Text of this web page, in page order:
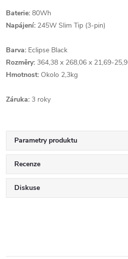
Baterie: 80Wh
Napájení: 245W Slim Tip (3-pin)
Barva: Eclipse Black
Rozměry: 364,38 x 268,06 x 21,69-
Hmotnost: Okolo 2,3kg
Záruka: 3 roky
Parametry produktu
Recenze
Diskuse